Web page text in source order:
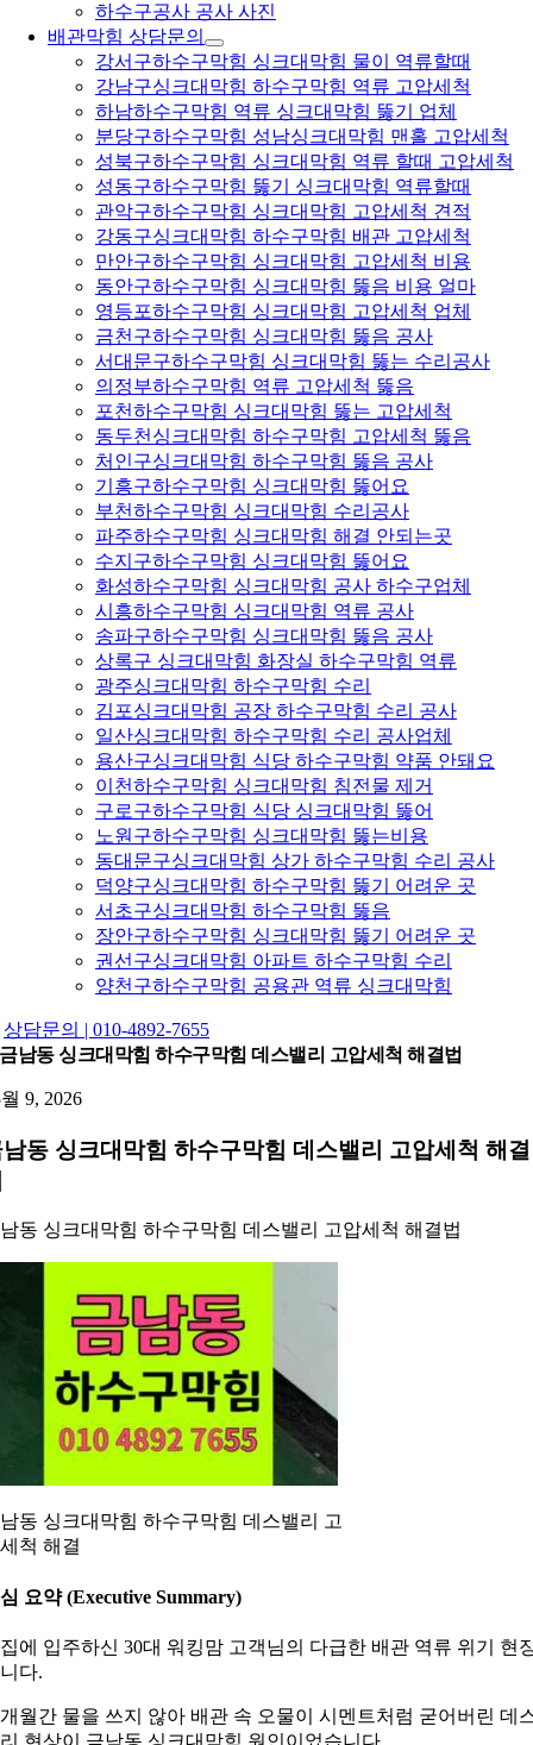
하수구공사 공사 사진
배관막힘 상담문의
강서구하수구막힘 싱크대막힘 물이 역류할때
강남구싱크대막힘 하수구막힘 역류 고압세척
하남하수구막힘 역류 싱크대막힘 뚫기 업체
분당구하수구막힘 성남싱크대막힘 맨홀 고압세척
성북구하수구막힘 싱크대막힘 역류 할때 고압세척
성동구하수구막힘 뚫기 싱크대막힘 역류할때
관악구하수구막힘 싱크대막힘 고압세척 견적
강동구싱크대막힘 하수구막힘 배관 고압세척
만안구하수구막힘 싱크대막힘 고압세척 비용
동안구하수구막힘 싱크대막힘 뚫음 비용 얼마
영등포하수구막힘 싱크대막힘 고압세척 업체
금천구하수구막힘 싱크대막힘 뚫음 공사
서대문구하수구막힘 싱크대막힘 뚫는 수리공사
의정부하수구막힘 역류 고압세척 뚫음
포천하수구막힘 싱크대막힘 뚫는 고압세척
동두천싱크대막힘 하수구막힘 고압세척 뚫음
처인구싱크대막힘 하수구막힘 뚫음 공사
기흥구하수구막힘 싱크대막힘 뚫어요
부천하수구막힘 싱크대막힘 수리공사
파주하수구막힘 싱크대막힘 해결 안되는곳
수지구하수구막힘 싱크대막힘 뚫어요
화성하수구막힘 싱크대막힘 공사 하수구업체
시흥하수구막힘 싱크대막힘 역류 공사
송파구하수구막힘 싱크대막힘 뚫음 공사
상록구 싱크대막힘 화장실 하수구막힘 역류
광주싱크대막힘 하수구막힘 수리
김포싱크대막힘 공장 하수구막힘 수리 공사
일산싱크대막힘 하수구막힘 수리 공사업체
용산구싱크대막힘 식당 하수구막힘 약품 안돼요
이천하수구막힘 싱크대막힘 침전물 제거
구로구하수구막힘 식당 싱크대막힘 뚫어
노원구하수구막힘 싱크대막힘 뚫는비용
동대문구싱크대막힘 상가 하수구막힘 수리 공사
덕양구싱크대막힘 하수구막힘 뚫기 어려운 곳
서초구싱크대막힘 하수구막힘 뚫음
장안구하수구막힘 싱크대막힘 뚫기 어려운 곳
권선구싱크대막힘 아파트 하수구막힘 수리
양천구하수구막힘 공용관 역류 싱크대막힘
상담문의 | 010-4892-7655
금남동 싱크대막힘 하수구막힘 데스밸리 고압세척 해결법
9, 2026
동 싱크대막힘 하수구막힘 데스밸리 고압세척 해결
동 싱크대막힘 하수구막힘 데스밸리 고압세척 해결법
동 싱크대막힘 하수구막힘 데스밸리 고
척 해결
요약 (Executive Summary)
에 입주하신 30대 워킹맘 고객님의 다급한 배관 역류 위기 현
다.
월간 물을 쓰지 않아 배관 속 오물이 시멘트처럼 굳어버린 데
현상이 금남동 싱크대막힘 원인이었습니다.